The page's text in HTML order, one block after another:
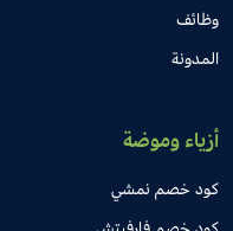
وظائف
المدونة
أزياء وموضة
كود خصم نمشي